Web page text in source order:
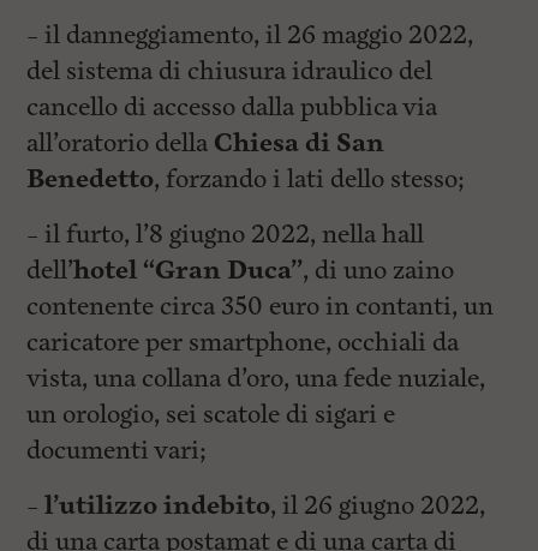
– il danneggiamento, il 26 maggio 2022,
del sistema di chiusura idraulico del
cancello di accesso dalla pubblica via
all’oratorio della Chiesa di San
Benedetto, forzando i lati dello stesso;
– il furto, l’8 giugno 2022, nella hall
dell’hotel “Gran Duca”, di uno zaino
contenente circa 350 euro in contanti, un
caricatore per smartphone, occhiali da
vista, una collana d’oro, una fede nuziale,
un orologio, sei scatole di sigari e
documenti vari;
–l’utilizzo indebito, il 26 giugno 2022,
di una carta postamat e di una carta di